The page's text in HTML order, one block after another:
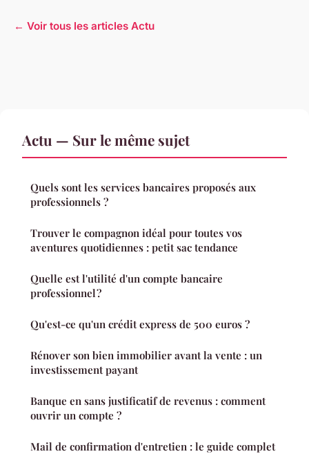
← Voir tous les articles Actu
Actu — Sur le même sujet
Quels sont les services bancaires proposés aux
professionnels ?
Trouver le compagnon idéal pour toutes vos
aventures quotidiennes : petit sac tendance
Quelle est l'utilité d'un compte bancaire
professionnel ?
Qu'est-ce qu'un crédit express de 500 euros ?
Rénover son bien immobilier avant la vente : un
investissement payant
Banque en sans justificatif de revenus : comment
ouvrir un compte ?
Mail de confirmation d'entretien : le guide complet